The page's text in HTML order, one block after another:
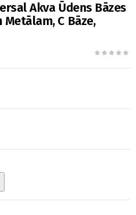
Akva Ūdens Bāzes
C Bāze,